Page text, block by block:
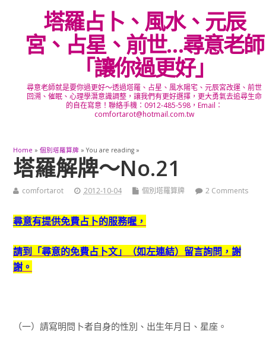
塔羅占卜、風水、元辰
宮、占星、前世…尋意老師
「讓你過更好」
尋意老師就是要你過更好～透過塔羅、占星、風水陽宅、元辰宮改運、前世
回溯、催眠、心理學潛意識調整，讓我們有更好選擇，更大勇氣去追尋生命
的自在寫意！聯絡手機：0912-485-598，Email：
comfortarot@hotmail.com.tw
Home » 個別塔羅算牌 » You are reading »
塔羅解牌～No.21
comfortarot 2012-10-04 個別塔羅算牌 2 Comments
尋意有提供免費占卜的服務喔，
請到「尋意的免費占卜文」（如左連結）留言詢問，謝
謝。
（一）請寫明問卜者自身的性別、出生年月日、星座。